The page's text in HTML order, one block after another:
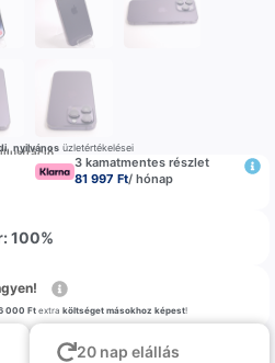
illustráció
, nyilvánosüzletértékelései
3 kamatmentes részlet
81 997 Ft/ hónap
100%
000 Ftextra költséget másokhoz képest!
20 nap elállás